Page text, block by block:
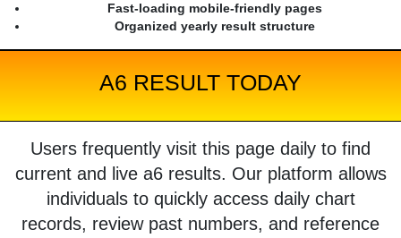
Fast-loading mobile-friendly pages
Organized yearly result structure
A6 RESULT TODAY
Users frequently visit this page daily to find
current and live a6 results. Our platform allows
individuals to quickly access daily chart
records, review past numbers, and reference